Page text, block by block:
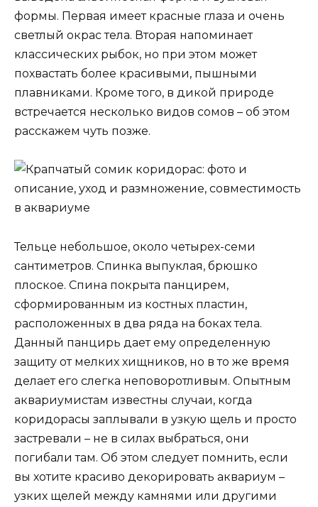
формы. Первая имеет красные глаза и очень
светлый окрас тела. Вторая напоминает
классических рыбок, но при этом может
похвастать более красивыми, пышными
плавниками. Кроме того, в дикой природе
встречается несколько видов сомов – об этом
расскажем чуть позже.
Тельце небольшое, около четырех-семи
сантиметров. Спинка выпуклая, брюшко
плоское. Спина покрыта панцирем,
сформированным из костных пластин,
расположенных в два ряда на боках тела.
Данный панцирь дает ему определенную
защиту от мелких хищников, но в то же время
делает его слегка неповоротливым. Опытным
аквариумистам известны случаи, когда
коридорасы заплывали в узкую щель и просто
застревали – не в силах выбраться, они
погибали там. Об этом следует помнить, если
вы хотите красиво декорировать аквариум –
узких щелей между камнями или другими